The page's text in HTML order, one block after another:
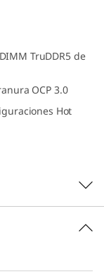
TruDDR5 de
OCP 3.0
Hot